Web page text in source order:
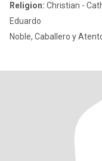
Religion: Christian -
Eduardo
Noble, Caballero y